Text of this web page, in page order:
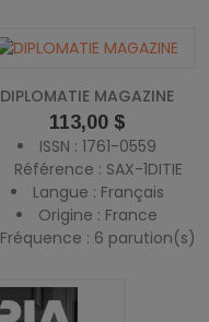
DIPLOMATIE MAGAZINE
Prix
113,00 $
ISSN : 1761-0559
Référence : SAX-1DITIE
Langue : Français
Origine : France
Fréquence : 6 parution(s)